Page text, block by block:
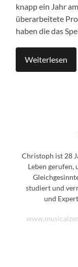
knapp ein Jahr
überarbeitete
haben die das
Weiterlesen
Christoph ist 28
Leben gerufen,
studiert und
und